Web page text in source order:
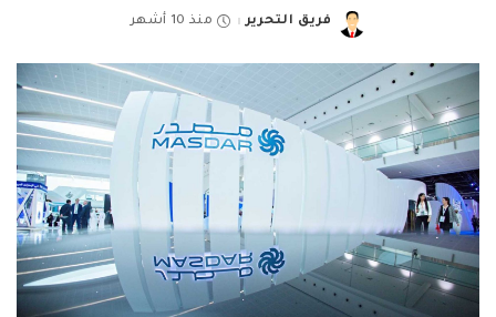
Posted
فريق التحرير منذ 10 أشهر